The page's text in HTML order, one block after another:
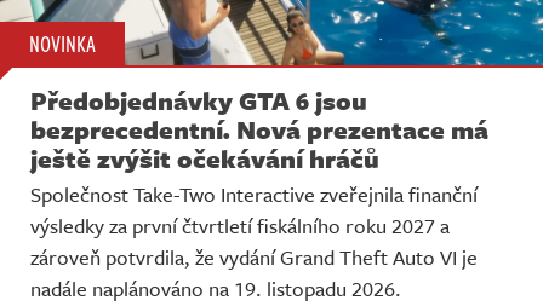
NOVINKA
Předobjednávky GTA 6 jsou
bezprecedentní. Nová prezentace má
ještě zvýšit očekávání hráčů
Společnost Take-Two Interactive zveřejnila finanční
výsledky za první čtvrtletí fiskálního roku 2027 a
zároveň potvrdila, že vydání Grand Theft Auto VI je
nadále naplánováno na 19. listopadu 2026.